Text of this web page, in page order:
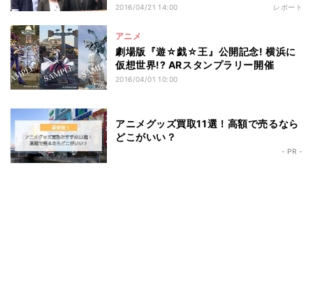
2016/04/21 14:00 レポート
アニメ
劇場版『遊☆戯☆王』公開記念! 横浜に
仮想世界!? ARスタンプラリー開催
2016/04/01 10:00
アニメグッズ買取11選！高額で売るなら
どこがいい？
- PR -